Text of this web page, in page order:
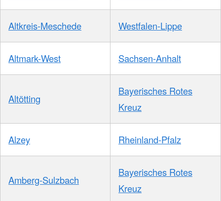
Altkreis-Meschede Westfalen-Lippe
Altmark-West Sachsen-Anhalt
Altötting
Bayerisches Rotes
Kreuz
Alzey Rheinland-Pfalz
Amberg-Sulzbach
Bayerisches Rotes
Kreuz